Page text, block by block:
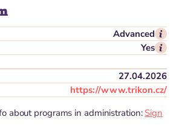
Advanced
Yes
27.04.2026
https://www.trikon.cz/
about programs in administration: Sign